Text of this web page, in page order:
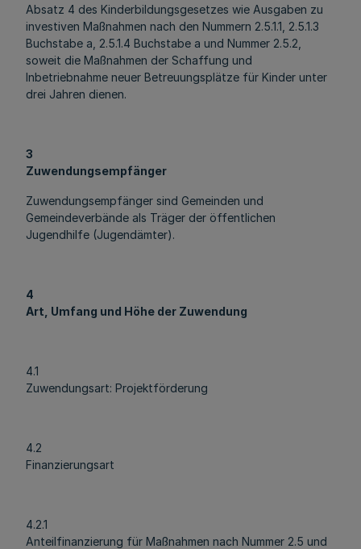
Absatz 4 des Kinderbildungsgesetzes wie Ausgaben zu
investiven Maßnahmen nach den Nummern 2.5.1.1, 2.5.1.3
Buchstabe a, 2.5.1.4 Buchstabe a und Nummer 2.5.2,
soweit die Maßnahmen der Schaffung und
Inbetriebnahme neuer Betreuungsplätze für Kinder unter
drei Jahren dienen.
3
Zuwendungsempfänger
Zuwendungsempfänger sind Gemeinden und
Gemeindeverbände als Träger der öffentlichen
Jugendhilfe (Jugendämter).
4
Art, Umfang und Höhe der Zuwendung
4.1
Zuwendungsart: Projektförderung
4.2
Finanzierungsart
4.2.1
Anteilfinanzierung für Maßnahmen nach Nummer 2.5 und